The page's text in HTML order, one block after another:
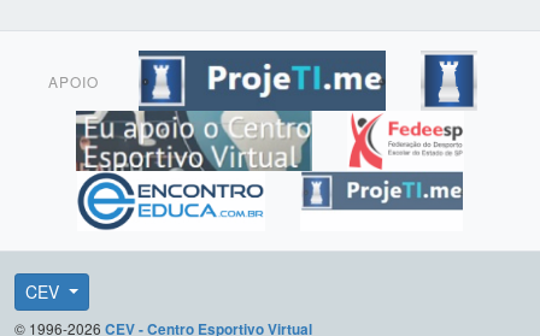
APOIO
CEV
© 1996-2026 CEV - Centro Esportivo Virtual